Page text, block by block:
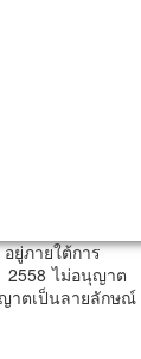
ยู่ภายใต้การ
ไม่อนุญาต
าตเป็นลายลักษณ์